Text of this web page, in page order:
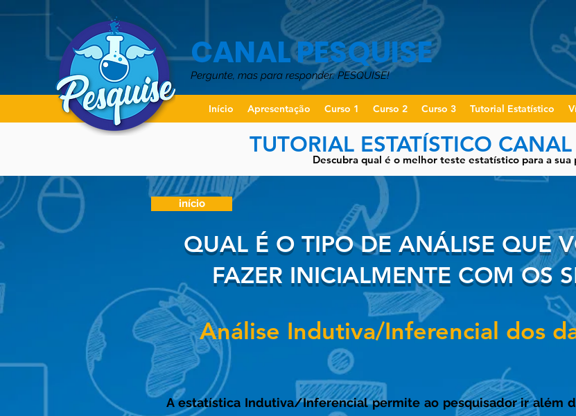
CANAL PESQUISE
Pergunte, mas para responder: PESQUISE!
Início Apresentação Curso 1 Curso 2 Curso 3 Tutorial Estatístico
TUTORIAL ESTATÍSTICO
Descubra qual é o melhor teste estatístico para a sua
início
A estatística Indutiva/Inferencial permite ao pesquisador ir além
Análise Indutiva/Inferencial dos
QUAL É O TIPO DE ANÁLISE QUE
FAZER INICIALMENTE COM OS